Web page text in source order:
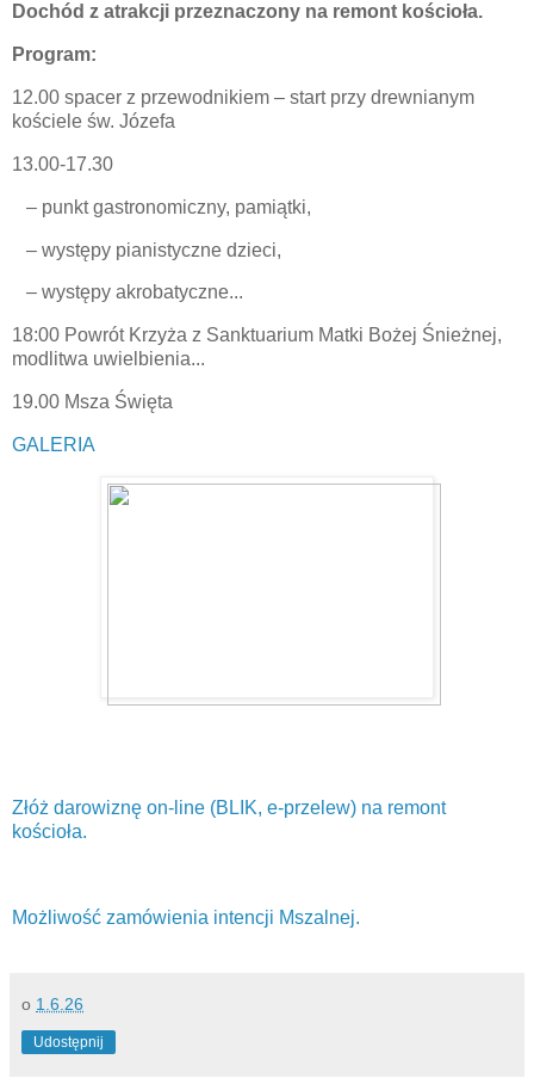
Dochód z atrakcji przeznaczony na remont kościoła.
Program:
12.00 spacer z przewodnikiem – start przy drewnianym
kościele św. Józefa
13.00-17.30
– punkt gastronomiczny, pamiątki,
– występy pianistyczne dzieci,
– występy akrobatyczne...
18:00 Powrót Krzyża z Sanktuarium Matki Bożej Śnieżnej,
modlitwa uwielbienia...
19.00 Msza Święta
GALERIA
Złóż darowiznę on-line (BLIK, e-przelew) na remont
kościoła.
Możliwość zamówienia intencji Mszalnej.
o 1.6.26
Udostępnij